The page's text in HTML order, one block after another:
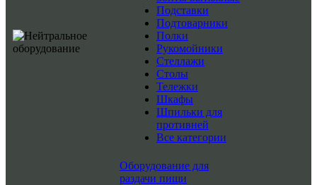
Подставки
Подтоварники
Полки
Рукомойники
Стеллажи
Столы
Тележки
Шкафы
Шпильки для
противней
Все категории
Оборудование для
раздачи пищи